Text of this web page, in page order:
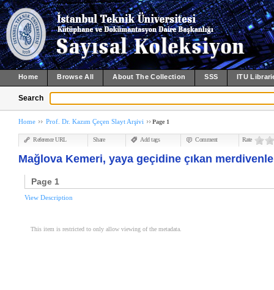
Home Browse All About The Collection SSS ITU
Search
Home Prof. Dr. Kazım Çeçen Slayt Arşivi Page 1
Reference URL Share Add tags Comment Rate
Mağlova Kemeri, yaya geçidine çıkan
Page 1
View Description
This item is restricted to only allow viewing of the metadata.